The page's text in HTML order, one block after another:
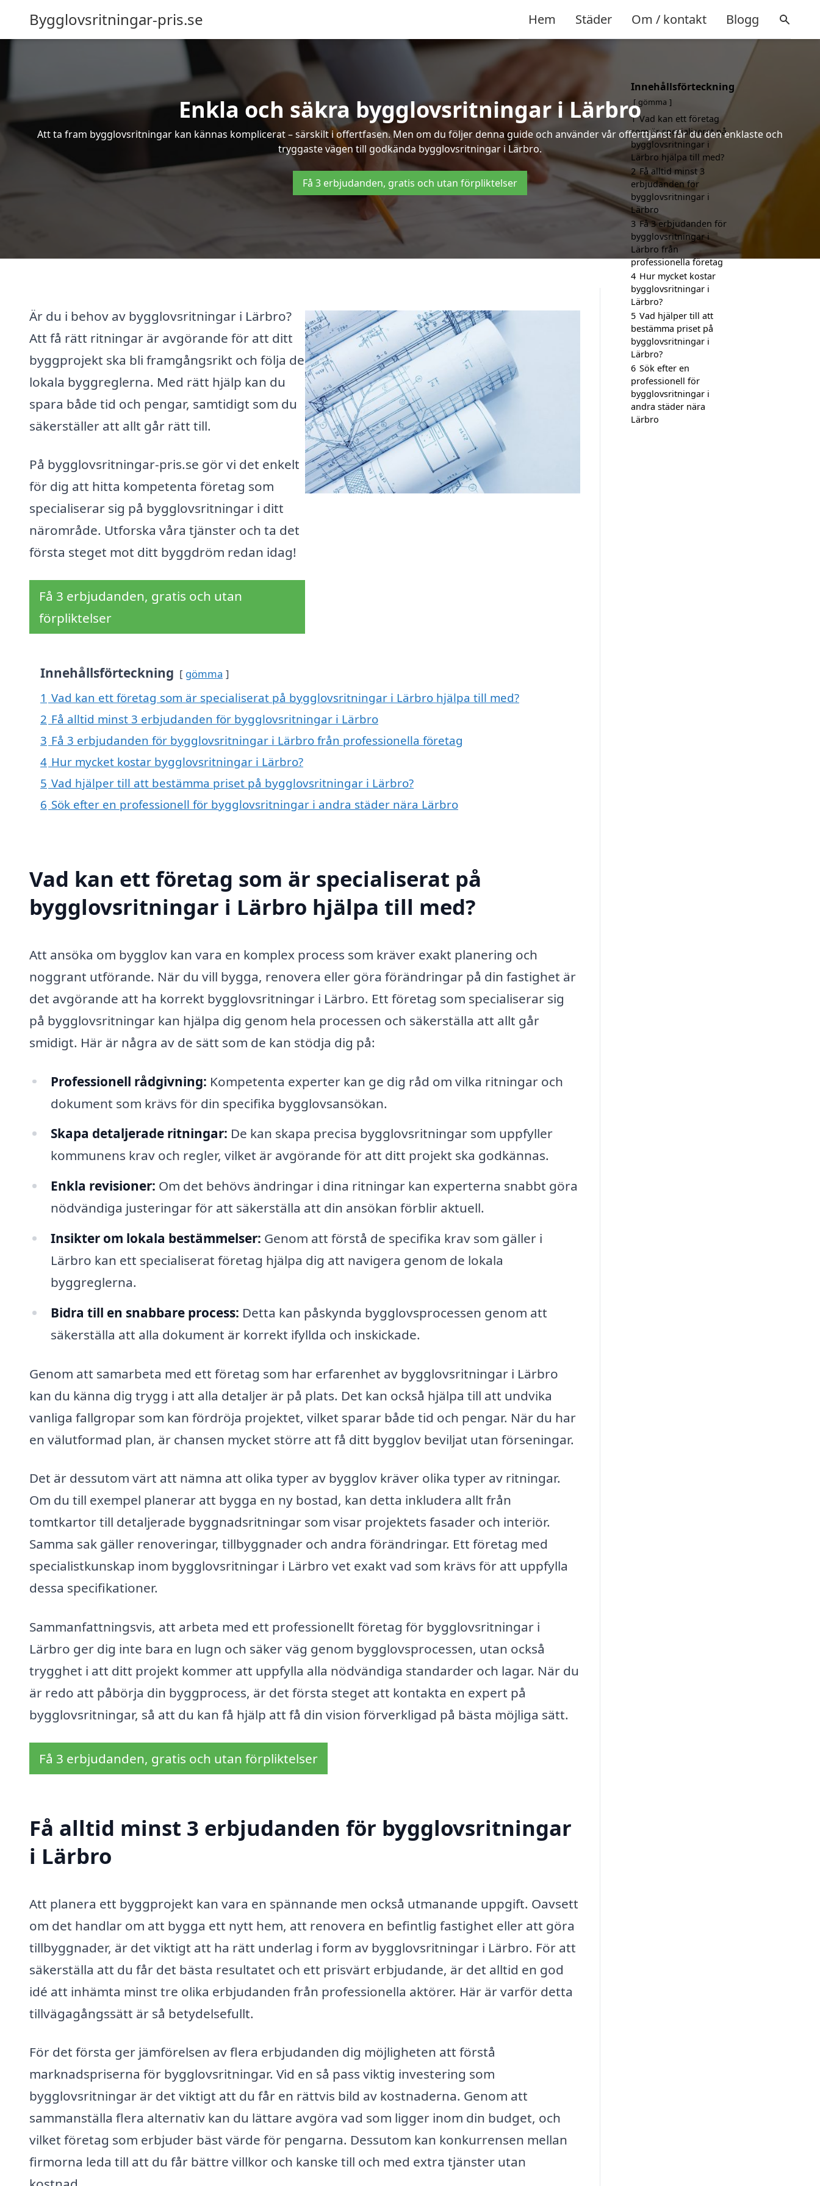
Bygglovsritningar-pris.se Hem Städer Om / kontakt Blogg
Enkla och säkra bygglovsritningar i Lärbro
Att ta fram bygglovsritningar kan kännas komplicerat – särskilt i offertfasen. Men om du följer denna guide och använder vår offerttjänst får du den enklaste och
tryggaste vägen till godkända bygglovsritningar i Lärbro.
Få 3 erbjudanden, gratis och utan förpliktelser
Är du i behov av bygglovsritningar i Lärbro?
Att få rätt ritningar är avgörande för att ditt
byggprojekt ska bli framgångsrikt och följa de
lokala byggreglerna. Med rätt hjälp kan du
spara både tid och pengar, samtidigt som du
säkerställer att allt går rätt till.
På bygglovsritningar-pris.se gör vi det enkelt
för dig att hitta kompetenta företag som
specialiserar sig på bygglovsritningar i ditt
närområde. Utforska våra tjänster och ta det
första steget mot ditt byggdröm redan idag!
Få 3 erbjudanden, gratis och utan
förpliktelser
Innehållsförteckning gömma
1 Vad kan ett företag som är specialiserat på bygglovsritningar i Lärbro hjälpa till med?
2 Få alltid minst 3 erbjudanden för bygglovsritningar i Lärbro
3 Få 3 erbjudanden för bygglovsritningar i Lärbro från professionella företag
4 Hur mycket kostar bygglovsritningar i Lärbro?
5 Vad hjälper till att bestämma priset på bygglovsritningar i Lärbro?
6 Sök efter en professionell för bygglovsritningar i andra städer nära Lärbro
Vad kan ett företag som är specialiserat på
bygglovsritningar i Lärbro hjälpa till med?
Att ansöka om bygglov kan vara en komplex process som kräver exakt planering och
noggrant utförande. När du vill bygga, renovera eller göra förändringar på din fastighet är
det avgörande att ha korrekt bygglovsritningar i Lärbro. Ett företag som specialiserar sig
på bygglovsritningar kan hjälpa dig genom hela processen och säkerställa att allt går
smidigt. Här är några av de sätt som de kan stödja dig på:
Professionell rådgivning: Kompetenta experter kan ge dig råd om vilka ritningar och
dokument som krävs för din specifika bygglovsansökan.
Skapa detaljerade ritningar: De kan skapa precisa bygglovsritningar som uppfyller
kommunens krav och regler, vilket är avgörande för att ditt projekt ska godkännas.
Enkla revisioner: Om det behövs ändringar i dina ritningar kan experterna snabbt göra
nödvändiga justeringar för att säkerställa att din ansökan förblir aktuell.
Insikter om lokala bestämmelser: Genom att förstå de specifika krav som gäller i
Lärbro kan ett specialiserat företag hjälpa dig att navigera genom de lokala
byggreglerna.
Bidra till en snabbare process: Detta kan påskynda bygglovsprocessen genom att
säkerställa att alla dokument är korrekt ifyllda och inskickade.
Genom att samarbeta med ett företag som har erfarenhet av bygglovsritningar i Lärbro
kan du känna dig trygg i att alla detaljer är på plats. Det kan också hjälpa till att undvika
vanliga fallgropar som kan fördröja projektet, vilket sparar både tid och pengar. När du har
en välutformad plan, är chansen mycket större att få ditt bygglov beviljat utan förseningar.
Det är dessutom värt att nämna att olika typer av bygglov kräver olika typer av ritningar.
Om du till exempel planerar att bygga en ny bostad, kan detta inkludera allt från
tomtkartor till detaljerade byggnadsritningar som visar projektets fasader och interiör.
Samma sak gäller renoveringar, tillbyggnader och andra förändringar. Ett företag med
specialistkunskap inom bygglovsritningar i Lärbro vet exakt vad som krävs för att uppfylla
dessa specifikationer.
Sammanfattningsvis, att arbeta med ett professionellt företag för bygglovsritningar i
Lärbro ger dig inte bara en lugn och säker väg genom bygglovsprocessen, utan också
trygghet i att ditt projekt kommer att uppfylla alla nödvändiga standarder och lagar. När du
är redo att påbörja din byggprocess, är det första steget att kontakta en expert på
bygglovsritningar, så att du kan få hjälp att få din vision förverkligad på bästa möjliga sätt.
Få 3 erbjudanden, gratis och utan förpliktelser
Få alltid minst 3 erbjudanden för bygglovsritningar
i Lärbro
Att planera ett byggprojekt kan vara en spännande men också utmanande uppgift. Oavsett
om det handlar om att bygga ett nytt hem, att renovera en befintlig fastighet eller att göra
tillbyggnader, är det viktigt att ha rätt underlag i form av bygglovsritningar i Lärbro. För att
säkerställa att du får det bästa resultatet och ett prisvärt erbjudande, är det alltid en god
idé att inhämta minst tre olika erbjudanden från professionella aktörer. Här är varför detta
tillvägagångssätt är så betydelsefullt.
För det första ger jämförelsen av flera erbjudanden dig möjligheten att förstå
marknadspriserna för bygglovsritningar. Vid en så pass viktig investering som
bygglovsritningar är det viktigt att du får en rättvis bild av kostnaderna. Genom att
sammanställa flera alternativ kan du lättare avgöra vad som ligger inom din budget, och
vilket företag som erbjuder bäst värde för pengarna. Dessutom kan konkurrensen mellan
firmorna leda till att du får bättre villkor och kanske till och med extra tjänster utan
Innehållsförteckning
gömma
1 Vad kan ett företag
som är specialiserat på
bygglovsritningar i
Lärbro hjälpa till med?
2 Få alltid minst 3
erbjudanden för
bygglovsritningar i
Lärbro
3 Få 3 erbjudanden för
bygglovsritningar i
Lärbro från
professionella företag
4 Hur mycket kostar
bygglovsritningar i
Lärbro?
5 Vad hjälper till att
bestämma priset på
bygglovsritningar i
Lärbro?
6 Sök efter en
professionell för
bygglovsritningar i
andra städer nära
Lärbro